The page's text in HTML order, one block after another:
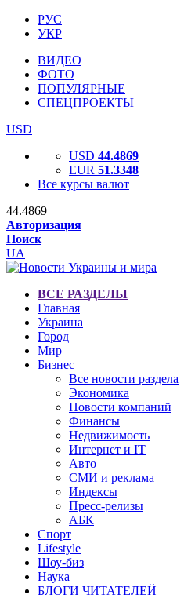
РУС
УКР
ВИДЕО
ФОТО
ПОПУЛЯРНЫЕ
СПЕЦПРОЕКТЫ
USD
USD 44.4869
EUR 51.3348
Все курсы валют
44.4869
Авторизация
Поиск
UA
ВСЕ РАЗДЕЛЫ
Главная
Украина
Город
Мир
Бизнес
Все новости раздела
Экономика
Новости компаний
Финансы
Недвижимость
Интернет и IT
Авто
СМИ и реклама
Индексы
Пресс-релизы
АБК
Спорт
Lifestyle
Шоу-биз
Наука
БЛОГИ ЧИТАТЕЛЕЙ